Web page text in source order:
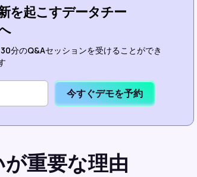
を起こすデータチー
分のQ&Aセッションを受けることができ
今すぐデモを予約
重要な理由